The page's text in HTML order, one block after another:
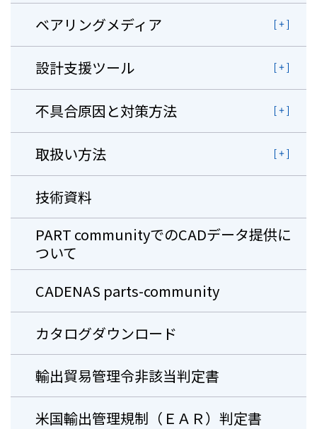
ベアリングメディア
設計支援ツール
不具合原因と対策方法
取扱い方法
技術資料
PART communityでのCADデータ提供に
ついて
CADENAS parts-community
カタログダウンロード
輸出貿易管理令非該当判定書
米国輸出管理規制（ＥＡＲ）判定書